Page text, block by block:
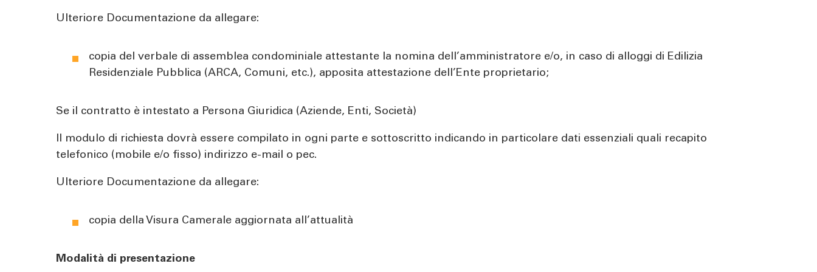
Ulteriore Documentazione da allegare:
copia del verbale di assemblea condominiale attestante la nomina dell’amministratore e/o, in caso di alloggi di Edilizia
Residenziale Pubblica (ARCA, Comuni, etc.), apposita attestazione dell’Ente proprietario;
Se il contratto è intestato a Persona Giuridica (Aziende, Enti, Società)
Il modulo di richiesta dovrà essere compilato in ogni parte e sottoscritto indicando in particolare dati essenziali quali recapito
telefonico (mobile e/o fisso) indirizzo e-mail o pec.
Ulteriore Documentazione da allegare:
copia della Visura Camerale aggiornata all’attualità
Modalità di presentazione